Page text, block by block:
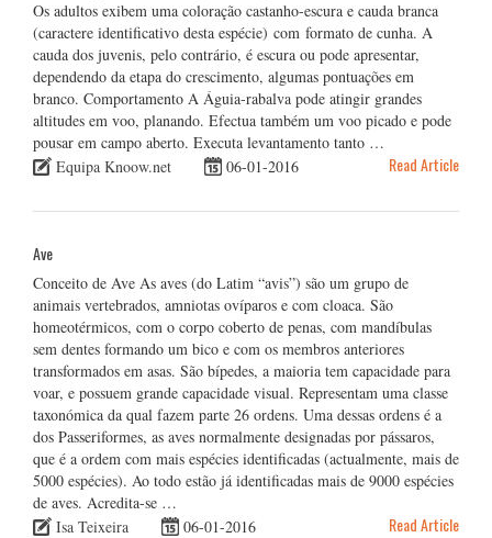
Os adultos exibem uma coloração castanho-escura e cauda branca
(caractere identificativo desta espécie) com formato de cunha. A
cauda dos juvenis, pelo contrário, é escura ou pode apresentar,
dependendo da etapa do crescimento, algumas pontuações em
branco. Comportamento A Águia-rabalva pode atingir grandes
altitudes em voo, planando. Efectua também um voo picado e pode
pousar em campo aberto. Executa levantamento tanto …
Equipa Knoow.net
06-01-2016 Read Article
Ave
Conceito de Ave As aves (do Latim “avis”) são um grupo de
animais vertebrados, amniotas ovíparos e com cloaca. São
homeotérmicos, com o corpo coberto de penas, com mandíbulas
sem dentes formando um bico e com os membros anteriores
transformados em asas. São bípedes, a maioria tem capacidade para
voar, e possuem grande capacidade visual. Representam uma classe
taxonómica da qual fazem parte 26 ordens. Uma dessas ordens é a
dos Passeriformes, as aves normalmente designadas por pássaros,
que é a ordem com mais espécies identificadas (actualmente, mais de
5000 espécies). Ao todo estão já identificadas mais de 9000 espécies
de aves. Acredita-se …
Isa Teixeira
06-01-2016 Read Article